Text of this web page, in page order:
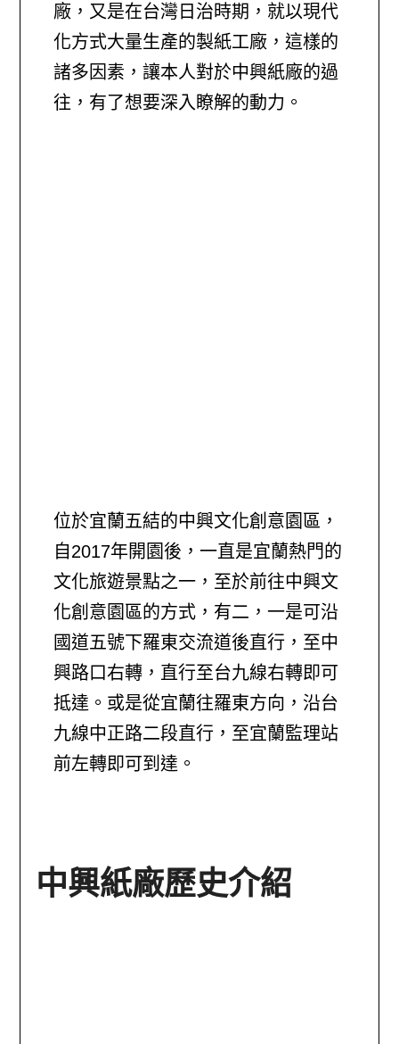
廠，又是在台灣日治時期，就以現代
化方式大量生產的製紙工廠，這樣的
諸多因素，讓本人對於中興紙廠的過
往，有了想要深入瞭解的動力。
位於宜蘭五結的中興文化創意園區，
自2017年開園後，一直是宜蘭熱門的
文化旅遊景點之一，至於前往中興文
化創意園區的方式，有二，一是可沿
國道五號下羅東交流道後直行，至中
興路口右轉，直行至台九線右轉即可
抵達。或是從宜蘭往羅東方向，沿台
九線中正路二段直行，至宜蘭監理站
前左轉即可到達。
中興紙廠歷史介紹